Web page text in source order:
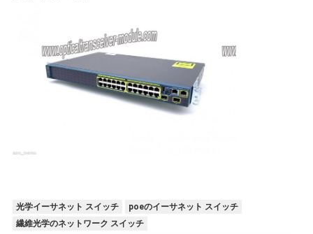
光学イーサネット スイッチ
poeのイーサネット スイッチ
繊維光学のネットワーク スイッチ